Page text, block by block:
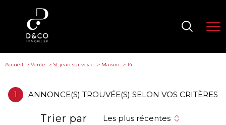
Accueil Vente St jean sur veyle Maison T4
1 ANNONCE(S) TROUVÉE(S) SELON VOS CRITÈRES
Trier par Les plus récentes